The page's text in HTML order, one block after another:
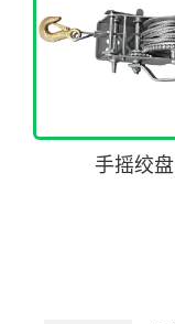
手摇绞盘